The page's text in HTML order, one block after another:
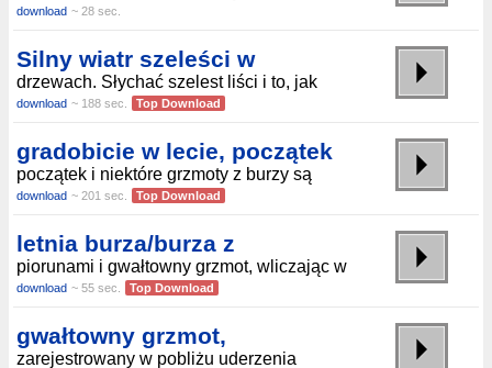
download ~ 28 sec.
Silny wiatr szeleści w
drzewach. Słychać szelest liści i to, jak
download ~ 188 sec. Top Download
gradobicie w lecie, początek
początek i niektóre grzmoty z burzy są
download ~ 201 sec. Top Download
letnia burza/burza z
piorunami i gwałtowny grzmot, wliczając w
download ~ 55 sec. Top Download
gwałtowny grzmot,
zarejestrowany w pobliżu uderzenia